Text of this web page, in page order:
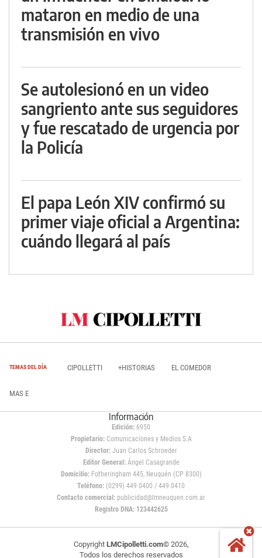
mataron en medio de una
transmisión en vivo
Se autolesionó en un video
sangriento ante sus seguidores
y fue rescatado de urgencia por
la Policía
El papa León XIV confirmó su
primer viaje oficial a Argentina:
cuándo llegará al país
TEMAS DEL DÍA CIPOLLETTI +HISTORIAS EL COMEDOR
MAS E
Información
Edición: 6950
Propietario:Comunicaciones y Medios S.A
Director: Juan Carlos Schroeder
Editor General:Ángel Casagrande
Domicilio:Fotheringham 445, Neuquén (CP 8300)
Teléfono: (0299) 449 0400 / 449 0410
Contacto comercial: publicidad@lmneuquen.com.ar
Registro DNA: 123442625
Copyright LMCipolletti.com© 2026,
Todos los derechos reservados